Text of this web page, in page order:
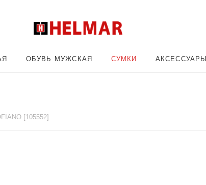
ОБУВЬ МУЖСКАЯ СУМКИ АКСЕССУАРЫ
[105552]